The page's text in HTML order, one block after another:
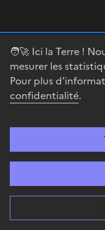
🧑‍🚀 Ici la Terre !
mesurer les
Pour plus
confidentialité.
Una conexión
Basilea dispone de
gestionadas por
las compañías
suizo, se ocupa de
(compañía nacional
(Deutsch Bahn)
aduanero especial.
Este sistema